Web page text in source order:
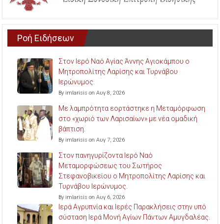
Ροή Ειδήσεων
Στον Ιερό Ναό Αγίας Άννης Αγιοκάμπου ο
Μητροπολίτης Λαρίσης και Τυρνάβου
Ιερώνυμος.
By imlarisis on Αυγ 8, 2026
Με λαμπρότητα εορτάστηκε η Μεταμόρφωση
στο «χωριό των Λαρισαίων» με νέα ομαδική
βάπτιση.
By imlarisis on Αυγ 7, 2026
Στον πανηγυρίζοντα Ιερό Ναό
Μεταμορφώσεως του Σωτήρος
Στεφανοβικείου ο Μητροπολίτης Λαρίσης και
Τυρνάβου Ιερώνυμος.
By imlarisis on Αυγ 6, 2026
Ιερά Αγρυπνία και Ιερές Παρακλήσεις στην υπό
σύσταση Ιερά Μονή Αγίων Πάντων Αμυγδαλέας.